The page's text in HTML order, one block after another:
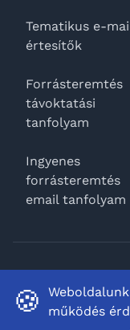
🍪
működés
Tematikus e-
értesítők
Forrásteremtés
távoktatási
tanfolyam
Ingyenes
forrásteremtés
email tanfolyam